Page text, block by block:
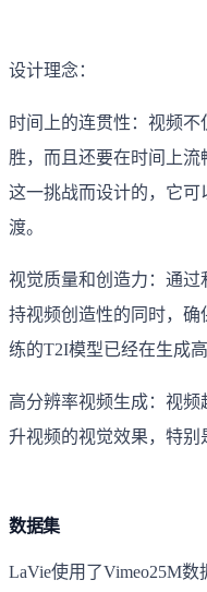
设计理念：
时间上的连贯性：视频
胜，而且还要在时间上
这一挑战而设计的，它
渡。
视觉质量和创造力：通
持视频创造性的同时，确
练的T2I模型已经在生成
高分辨率视频生成：视
升视频的视觉效果，特别
数据集
LaVie使用了Vimeo25M